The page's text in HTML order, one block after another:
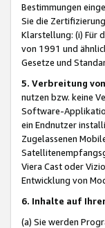
Bestimmungen
Sie die
Klarstellung: (i) Für
von 1991 und
Gesetze und
5. Verbreitung
nutzen bzw. keine
Software-
ein Endnutzer
Zugelassenen
Viera Cast oder
Entwicklung von
6. Inhalte auf
(a) Sie werden